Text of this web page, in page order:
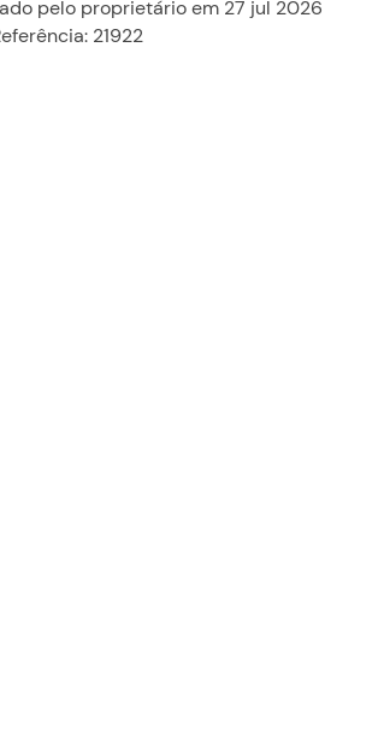
pelo proprietário em 27 jul 2026
21922